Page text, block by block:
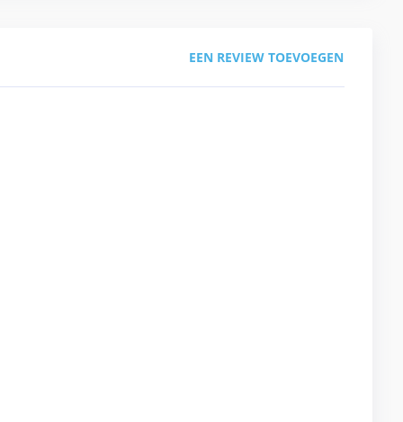
EEN REVIEW TOEVOEGEN